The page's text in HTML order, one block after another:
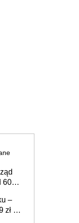
60
–
zł za